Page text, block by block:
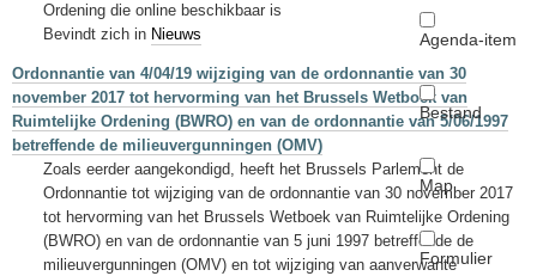
Agenda-item
Bestand
Map
Formulier
Ordening die online beschikbaar is
Bevindt zich in Nieuws
Ordonnantie van 4/04/19 wijziging van de ordonnantie van 30
november 2017 tot hervorming van het Brussels Wetboek van
Ruimtelijke Ordening (BWRO) en van de ordonnantie van 5/06/1997
betreffende de milieuvergunningen (OMV)
Zoals eerder aangekondigd, heeft het Brussels Parlement de
Ordonnantie tot wijziging van de ordonnantie van 30 november 2017
tot hervorming van het Brussels Wetboek van Ruimtelijke Ordening
(BWRO) en van de ordonnantie van 5 juni 1997 betreffende de
milieuvergunningen (OMV) en tot wijziging van aanverwante